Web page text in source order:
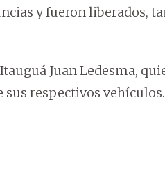
y fueron liberados,
Juan Ledesma,
sus respectivos vehículos.